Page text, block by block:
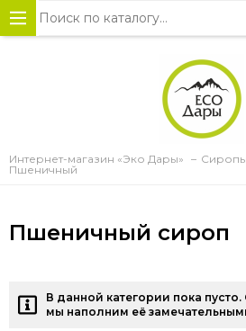
Интернет-магазин «Эко Дары»
Пшеничный
Пшеничный сироп
В данной категории пока
мы наполним её